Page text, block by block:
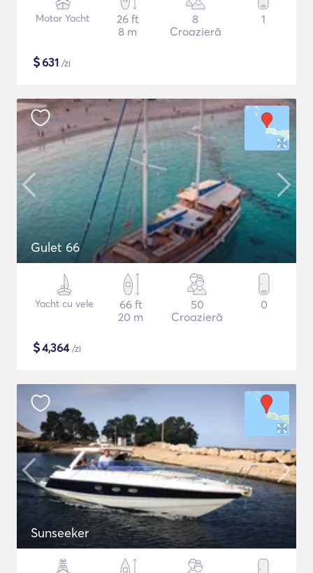
Motor Yacht
26 ft
8 m
8
Croazieră
1
$631 /zi
Gulet 66
Yacht cu vele
66 ft
20 m
50
Croazieră
0
$4,364/zi
Sunseeker